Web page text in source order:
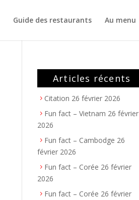
Guide des restaurants Au menu
Articles récents
Citation 26 février 2026
Fun fact – Vietnam 26 février
2026
Fun fact – Cambodge 26
février 2026
Fun fact – Corée 26 février
2026
Fun fact – Corée 26 février